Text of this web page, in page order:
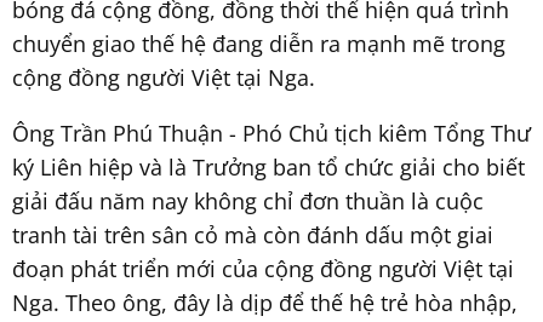
bóng đá cộng đồng, đồng thời thể hiện quá trình
chuyển giao thế hệ đang diễn ra mạnh mẽ trong
cộng đồng người Việt tại Nga.
Ông Trần Phú Thuận - Phó Chủ tịch kiêm Tổng Thư
ký Liên hiệp và là Trưởng ban tổ chức giải cho biết
giải đấu năm nay không chỉ đơn thuần là cuộc
tranh tài trên sân cỏ mà còn đánh dấu một giai
đoạn phát triển mới của cộng đồng người Việt tại
Nga. Theo ông, đây là dịp để thế hệ trẻ hòa nhập,